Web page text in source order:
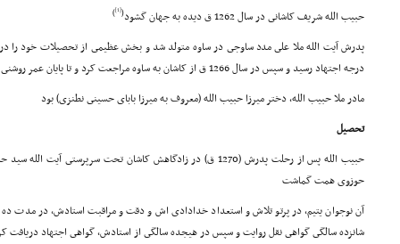
حبیب الله شریف کاشانى در سال 1262 ق دیده به جهان گشود
(
[1]
)
پدرش آیت الله ملا على مدد ساوجى در ساوه متولد شد و بخش عظیمى از تحصیلات خود را
درجه اجتهاد رسید و سپس در سال 1266 ق از کاشان به ساوه مراجعت کرد و تا پایان عمر روشنى بخش مردمان آن دیار گردید
مادر ملا حبیب الله، دختر میرزا حبیب الله (معروف به میرزا باباى حسینى نطنزى) بود
تحصیل
حوزوى همت گماشت
آن نوجوان یتیم، در پرتو تلاش و استعداد خدادادى اش و دقت و مراقبت استادش، در مدت
شانزده سالگى گواهى نقل روایت و سپس در هیجده سالگى از استادش، گواهى اجتهاد دریافت